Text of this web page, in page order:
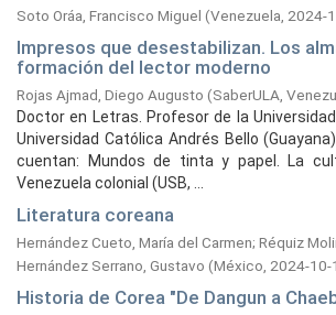
Soto Oráa, Francisco Miguel (Venezuela, 2024-
Impresos que desestabilizan. Los
formación del lector moderno
Rojas Ajmad, Diego Augusto (SaberULA,
Doctor en Letras. Profesor de la
Universidad Católica Andrés Bello
cuentan: Mundos de tinta y papel. La
Venezuela colonial (USB, ...
Literatura coreana
Hernández Cueto, María del Carmen; Réquiz
Hernández Serrano, Gustavo (México, 2024-10-
Historia de Corea "De Dangun a